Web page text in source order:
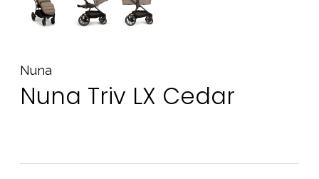
Nuna
Nuna Triv LX Cedar
Sol og svømning